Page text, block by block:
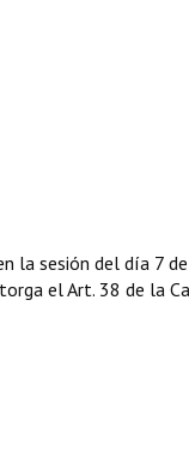
la sesión del día 7
el Art. 38 de la